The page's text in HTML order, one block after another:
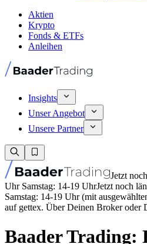
Aktien
Krypto
Fonds & ETFs
Anleihen
Insights
Unser Angebot
Unsere Partner
Jetzt
Uhr Samstag: 14-19 UhrJetzt noch
Samstag: 14-19 Uhr (mit
auf gettex. Über Deinen Broker oder
Baader Trading: